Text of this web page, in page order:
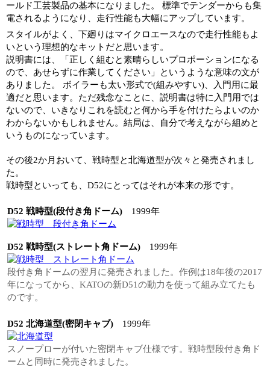
ールド工芸製品の基本になりました。 標準でテンダーからも集
電されるようになり、走行性能も大幅にアップしています。
スタイルがよく、下廻りはマイクロエースなので走行性能もよ
いという理想的なキットだと思います。
説明書には、「正しく組むと素晴らしいプロポーションになる
ので、あせらずに作業してください」というような意味の文が
ありました。 ボイラーも太い形式で(組みやすい)、入門用に最
適だと思います。ただ残念なことに、説明書は特に入門用では
ないので、いきなりこれを読むと何から手を付けたらよいのか
わからないかもしれません。結局は、自分で考えながら組めと
いうものになっています。
その後2か月おいて、戦時型と北海道型が次々と発売されまし
た。
戦時型といっても、D52にとってはそれが本来の形です。
D52 戦時型(段付き角ドーム) 1999年
D52 戦時型(ストレート角ドーム) 1999年
段付き角ドームの翌月に発売されました。作例は18年後の2017
年になってから、KATOの新D51の動力を使って組み立てたも
のです。
D52 北海道型(密閉キャブ) 1999年
スノープローが付いた密閉キャブ仕様です。戦時型段付き角ド
ームと同時に発売されました。